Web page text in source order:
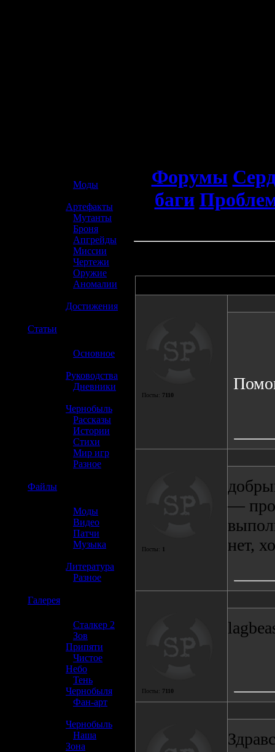
Моды
Артефакты
Мутанты
Броня
Апгрейды
Миссии
Чертежи
Оружие
Аномалии
Достижения
Статьи
Основное
Руководства
Дневники
Чернобыль
Рассказы
Истории
Стихи
Мир игр
Разное
Файлы
Моды
Видео
Патчи
Музыка
Литература
Разное
Галерея
Сталкер 2
Зов
Припяти
Чистое
Небо
Тень
Чернобыля
Фан-арт
Чернобыль
Наша
Зона
Форумы
баги
Посты: 7110
Посты: 1
—
нет,
Посты: 7110